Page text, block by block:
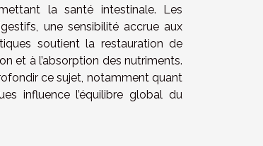
la santé intestinale. Les
une sensibilité accrue aux
soutient la restauration de
et à l’absorption des nutriments.
ce sujet, notamment quant
influence l’équilibre global du